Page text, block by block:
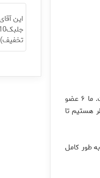
اين عزيزان به ما كمك مي‌كنند ولي فعلا من اعضاي هيات‌مديره را معرفي نكرده‌ام و اين كار تا آخر هفته صورت خواهد گرفت. ما ۶ عضو
هستيم تا
طور كامل
تخفیف)